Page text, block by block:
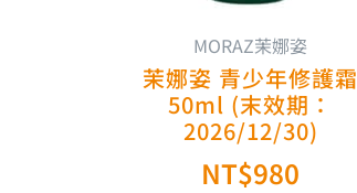
MORAZ茉娜姿
茉娜姿 青少年修護霜
50ml (末效期：
2026/12/30)
NT$980